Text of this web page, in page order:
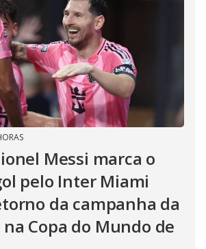
Messi marca o
pelo Inter Miami
da campanha da
Copa do Mundo de